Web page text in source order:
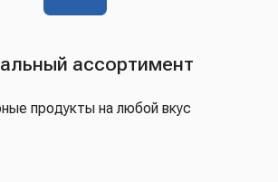
ассортимент
продукты на любой вкус